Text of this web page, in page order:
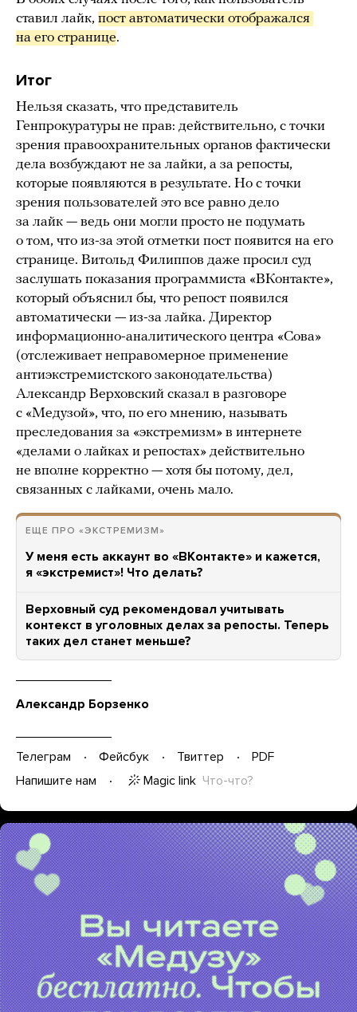
ставил лайк, пост автоматически отображался
на его странице.
Итог
Нельзя сказать, что представитель
Генпрокуратуры не прав: действительно, с точки
зрения правоохранительных органов фактически
дела возбуждают не за лайки, а за репосты,
которые появляются в результате. Но с точки
зрения пользователей это все равно дело
за лайк — ведь они могли просто не подумать
о том, что из-за этой отметки пост появится на его
странице. Витольд Филиппов даже просил суд
заслушать показания программиста «ВКонтакте»,
который объяснил бы, что репост появился
автоматически — из-за лайка. Директор
информационно-аналитического центра «Сова»
(отслеживает неправомерное применение
антиэкстремистского законодательства)
Александр Верховский сказал в разговоре
с «Медузой», что, по его мнению, называть
преследования за «экстремизм» в интернете
«делами о лайках и репостах» действительно
не вполне корректно — хотя бы потому, дел,
связанных с лайками, очень мало.
ЕЩЕ ПРО «ЭКСТРЕМИЗМ»
У меня есть аккаунт во «ВКонтакте» и кажется,
я «экстремист»! Что делать?
Верховный суд рекомендовал учитывать
контекст в уголовных делах за репосты. Теперь
таких дел станет меньше?
Александр Борзенко
Телеграм Фейсбук Твиттер
PDF
Напишите нам
Magic link Что-что?